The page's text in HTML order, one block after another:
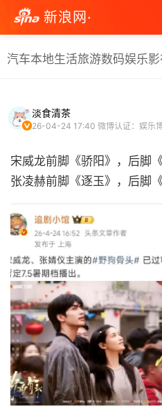
新浪网·
汽车本地生活旅游数码娱乐
淡食清茶
26-04-24 17:40 微博认证：娱乐
宋威龙前脚《骄阳》，后脚
张凌赫前脚《逐玉》，后脚